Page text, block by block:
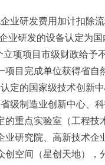
业研发费用加计扣除
业研发的设备认定为
项项目市级财政给
项目完成单位获得省
定的国家级技术创新
级制造业创新中心、
重点实验室（工程
研究院、高新技术
空间（星创天地）